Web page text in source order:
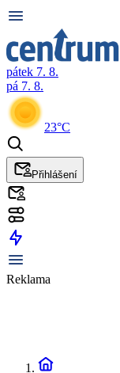
pátek 7. 8.
pá 7. 8.
23°C
Přihlášení
Reklama